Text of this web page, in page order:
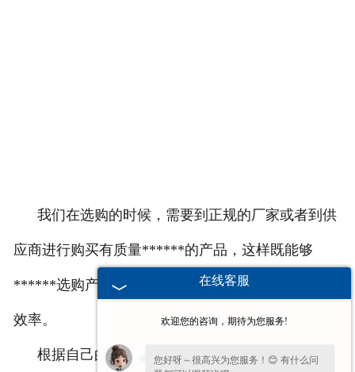
我们在选购的时候，需要到正规的厂家或者到供
应商进行购买有质量******的产品，这样既能够
******选购产品的质量，还可以******生产的质量及
效率。
根据自己的实际需求，选择产品规格机型号相符
在线客服
欢迎您的咨询，期待为您服务!
您好呀～很高兴为您服务！😊 有什么问